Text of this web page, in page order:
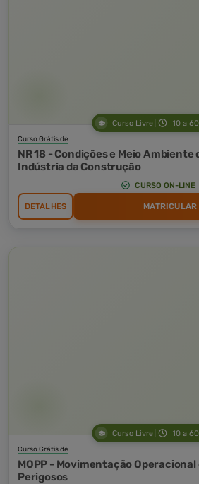
Curso Livre 10 a
Curso Grátis de
NR 18 - Condições e Meio Ambiente
Indústria da Construção
CURSO ON-LINE
DETALHES MATRICULAR
Curso Livre 10 a
Curso Grátis de
MOPP - Movimentação
Perigosos